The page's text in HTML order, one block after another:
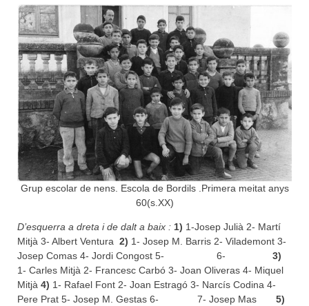
Grup escolar de nens. Escola de Bordils .Primera meitat anys
60(s.XX)
D’esquerra a dreta i de dalt a baix : 1) 1-Josep Julià 2- Martí
Mitjà 3- Albert Ventura 2) 1- Josep M. Barris 2- Vilademont 3-
Josep Comas 4- Jordi Congost 5- 6- 3)
1- Carles Mitjà 2- Francesc Carbó 3- Joan Oliveras 4- Miquel
Mitjà 4) 1- Rafael Font 2- Joan Estragó 3- Narcís Codina 4-
Pere Prat 5- Josep M. Gestas 6- 7- Josep Mas 5)